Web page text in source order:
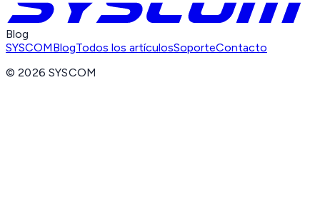
Blog
SYSCOMBlogTodos los artículosSoporteContacto
©2026 SYSCOM